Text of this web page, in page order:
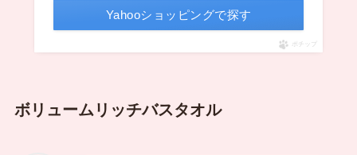
Yahooショッピングで探す
ポチップ
ボリュームリッチバスタオル